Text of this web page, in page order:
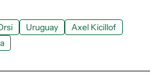
Uruguay
Axel Kicillof